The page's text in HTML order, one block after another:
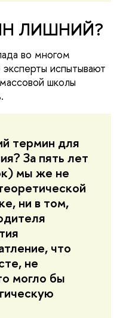
ЛИШНИЙ?
во многом
испытывают
школы
термин для
За пять лет
мы же не
ни в том,
что
не
могло бы